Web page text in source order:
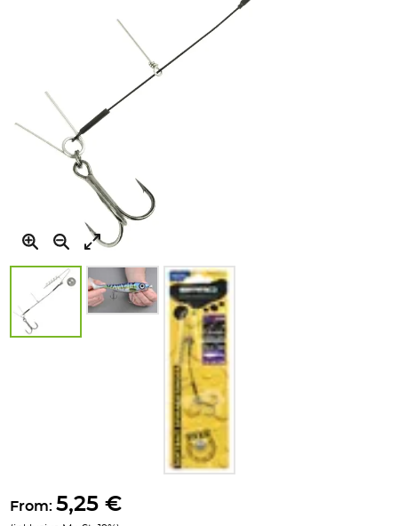
Anfang
From:5,25 €